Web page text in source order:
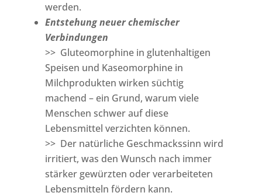
werden.
Entstehung neuer chemischer
Verbindungen
>> Gluteomorphine in glutenhaltigen
Speisen und Kaseomorphine in
Milchprodukten wirken süchtig
machend – ein Grund, warum viele
Menschen schwer auf diese
Lebensmittel verzichten können.
>> Der natürliche Geschmackssinn wird
irritiert, was den Wunsch nach immer
stärker gewürzten oder verarbeiteten
Lebensmitteln fördern kann.